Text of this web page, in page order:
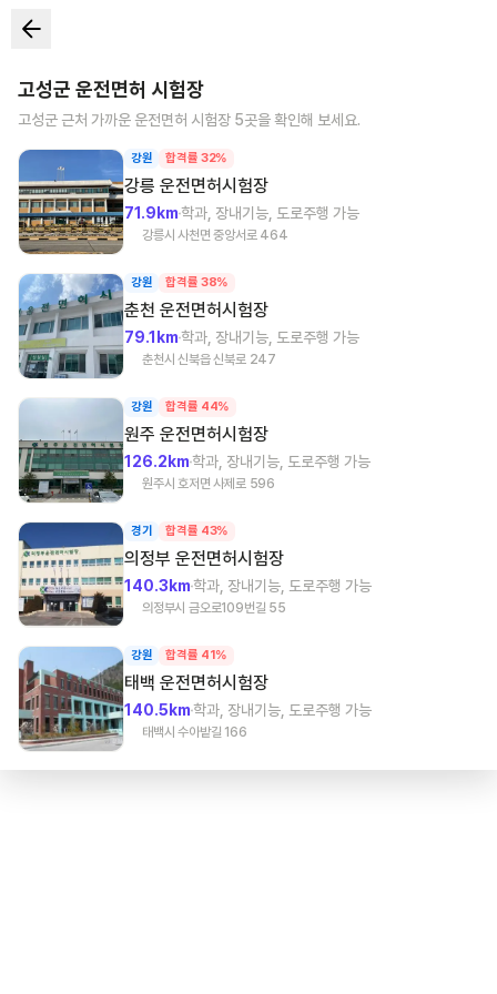
고성군 운전면허 시험장
고성군 근처 가까운 운전면허 시험장 5곳을 확인해 보세요.
강원 합격률 32%
강릉 운전면허시험장
71.9km학과, 장내기능, 도로주행 가능
강릉시 사천면 중앙서로 464
강원 합격률 38%
춘천 운전면허시험장
79.1km학과, 장내기능, 도로주행 가능
춘천시 신북읍 신북로 247
강원 합격률 44%
원주 운전면허시험장
126.2km학과, 장내기능, 도로주행 가능
원주시 호저면 사제로 596
경기 합격률 43%
의정부 운전면허시험장
140.3km학과, 장내기능, 도로주행 가능
의정부시 금오로109번길 55
강원 합격률 41%
태백 운전면허시험장
140.5km학과, 장내기능, 도로주행 가능
태백시 수아밭길 166